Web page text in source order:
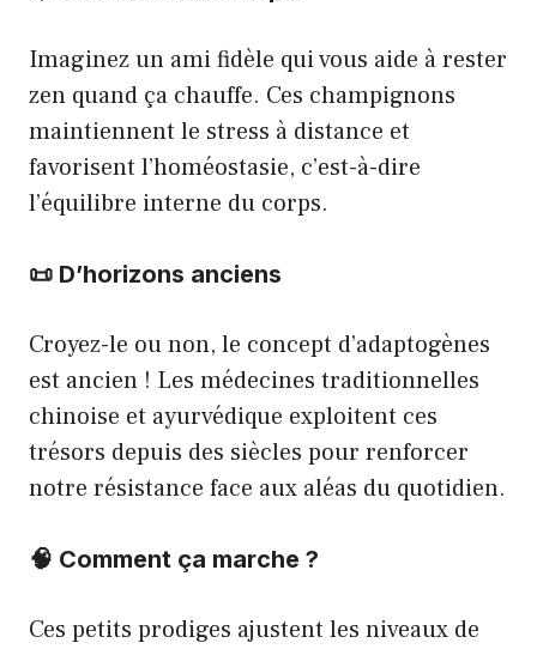
Imaginez un ami fidèle qui vous aide à rester
zen quand ça chauffe. Ces champignons
maintiennent le stress à distance et
favorisent l’homéostasie, c’est-à-dire
l’équilibre interne du corps.
📜 D’horizons anciens
Croyez-le ou non, le concept d’adaptogènes
est ancien ! Les médecines traditionnelles
chinoise et ayurvédique exploitent ces
trésors depuis des siècles pour renforcer
notre résistance face aux aléas du quotidien.
🧠 Comment ça marche ?
Ces petits prodiges ajustent les niveaux de